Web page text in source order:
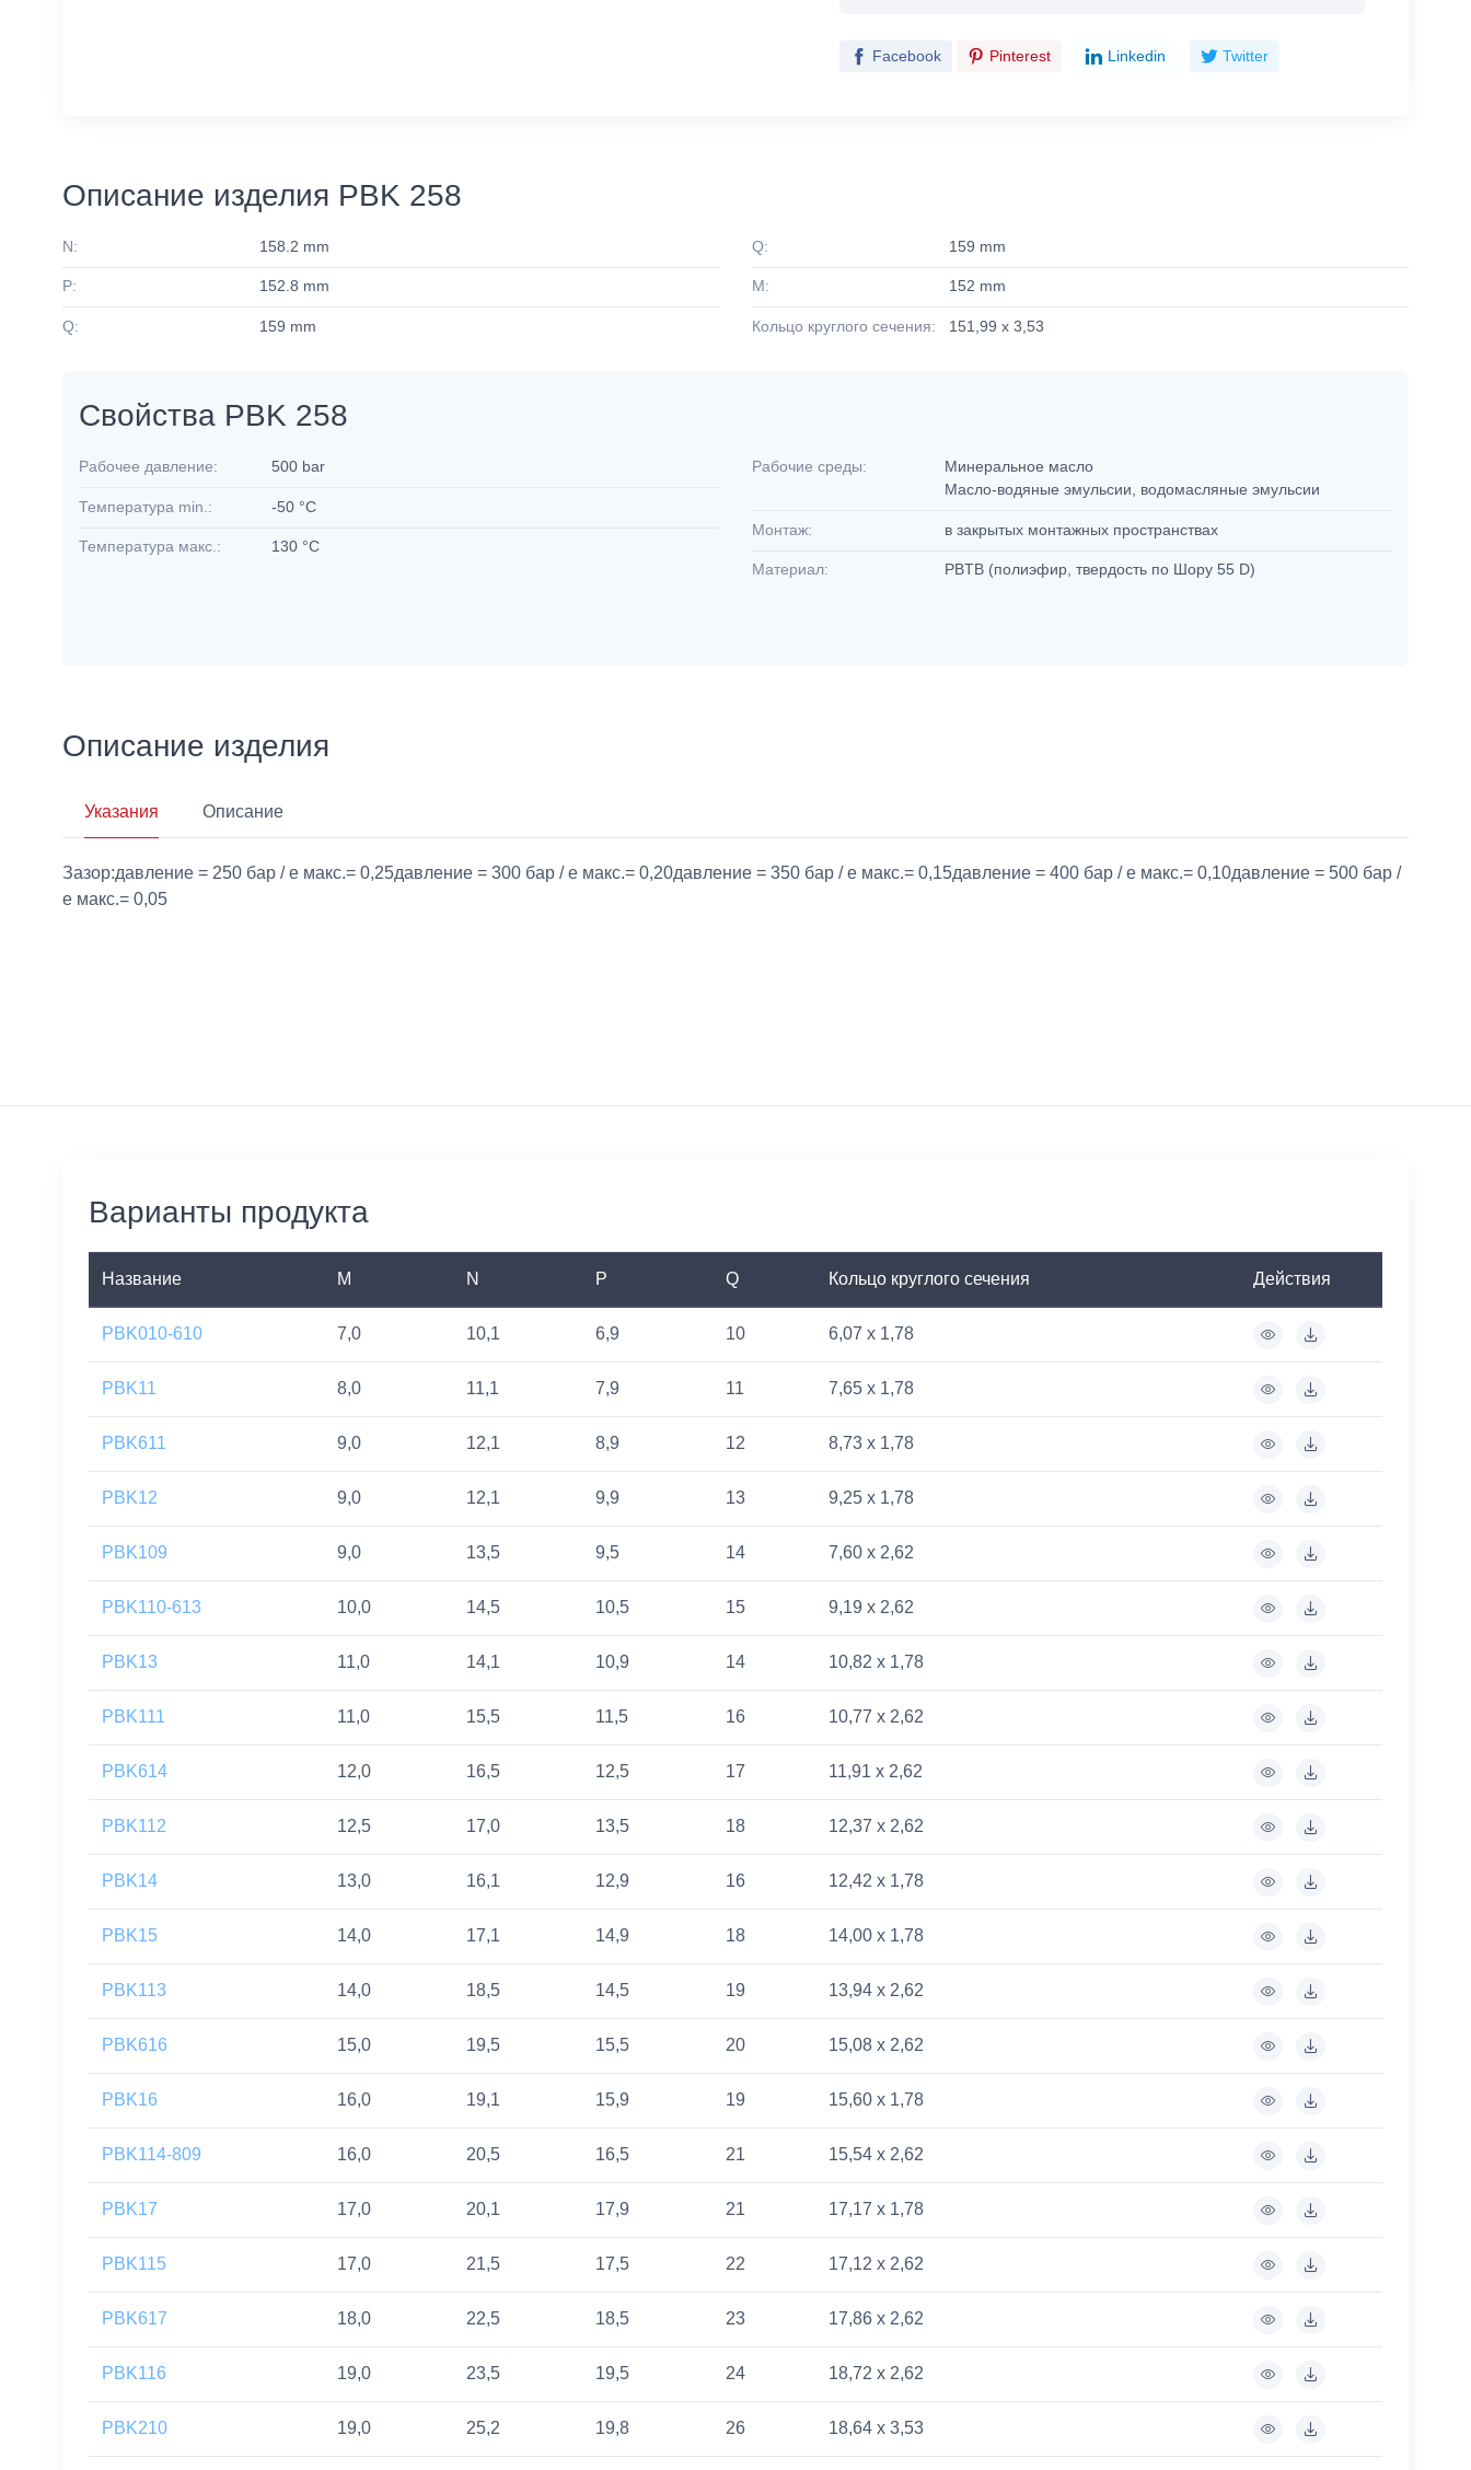
Facebook Pinterest Linkedin Twitter
Описание изделия PBK 258
N: 158.2 mm
P: 152.8 mm
Q: 159 mm
Q: 159 mm
M: 152 mm
Кольцо круглого сечения: 151,99 x 3,53
Свойства PBK 258
Рабочее давление: 500 bar
Температура min.: -50 °C
Температура макс.: 130 °C
Рабочие среды:
Минеральное масло
Масло-водяные эмульсии, водомасляные эмульсии
Монтаж: в закрытых монтажных пространствах
Материал: PBTB (полиэфир, твердость по Шору 55 D)
Описание изделия
Указания Описание
Зазор:давление = 250 бар / e макс.= 0,25давление = 300 бар / e макс.= 0,20давление = 350 бар / e макс.= 0,15давление = 400 бар / e макс.= 0,10давление = 500 бар /
e макс.= 0,05
Варианты продукта
Название M N P Q Кольцо круглого сечения Действия
PBK010-610 7,0 10,1 6,9 10 6,07 x 1,78
PBK11 8,0 11,1 7,9 11 7,65 x 1,78
PBK611 9,0 12,1 8,9 12 8,73 x 1,78
PBK12 9,0 12,1 9,9 13 9,25 x 1,78
PBK109 9,0 13,5 9,5 14 7,60 x 2,62
PBK110-613 10,0 14,5 10,5 15 9,19 x 2,62
PBK13 11,0 14,1 10,9 14 10,82 x 1,78
PBK111 11,0 15,5 11,5 16 10,77 x 2,62
PBK614 12,0 16,5 12,5 17 11,91 x 2,62
PBK112 12,5 17,0 13,5 18 12,37 x 2,62
PBK14 13,0 16,1 12,9 16 12,42 x 1,78
PBK15 14,0 17,1 14,9 18 14,00 x 1,78
PBK113 14,0 18,5 14,5 19 13,94 x 2,62
PBK616 15,0 19,5 15,5 20 15,08 x 2,62
PBK16 16,0 19,1 15,9 19 15,60 x 1,78
PBK114-809 16,0 20,5 16,5 21 15,54 x 2,62
PBK17 17,0 20,1 17,9 21 17,17 x 1,78
PBK115 17,0 21,5 17,5 22 17,12 x 2,62
PBK617 18,0 22,5 18,5 23 17,86 x 2,62
PBK116 19,0 23,5 19,5 24 18,72 x 2,62
PBK210 19,0 25,2 19,8 26 18,64 x 3,53